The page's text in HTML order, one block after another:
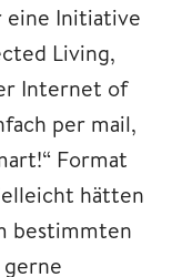
eine Initiative
Living,
Internet of
per mail,
Format
hätten
bestimmten